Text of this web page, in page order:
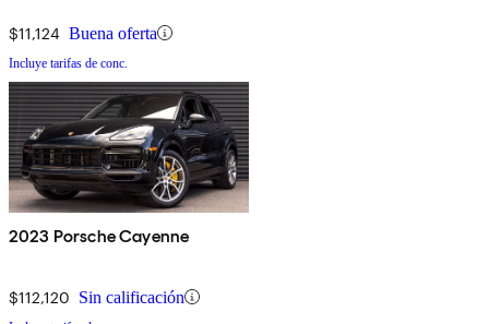
$11,124 Buena oferta
Incluye tarifas de conc.
2023 Porsche Cayenne
$112,120 Sin calificación